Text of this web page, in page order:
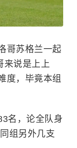
哥苏格兰一起
来说是上上
度，毕竟本组
名，论全队身
组另外几支